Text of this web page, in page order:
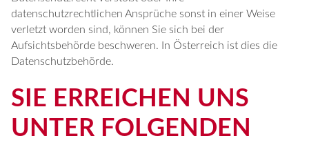
datenschutzrechtlichen Ansprüche sonst in einer Weise
verletzt worden sind, können Sie sich bei der
Aufsichtsbehörde beschweren. In Österreich ist dies die
Datenschutzbehörde.
SIE ERREICHEN UNS
UNTER FOLGENDEN